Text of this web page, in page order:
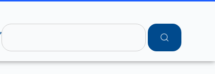
Pesquisar